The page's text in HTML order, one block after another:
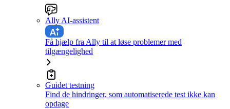
Ally AI-assistent
Få hjælp fra Ally til at løse problemer med
tilgængelighed
Guidet testning
Find de hindringer, som automatiserede test ikke kan
opdage